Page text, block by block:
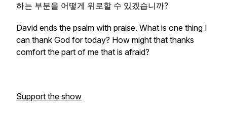
하는 부분을 어떻게 위로할 수 있겠습니까?
David ends the psalm with praise. What is one thing I
can thank God for today? How might that thanks
comfort the part of me that is afraid?
Support the show